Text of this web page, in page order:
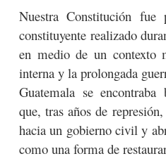
Nuestra Constitución fue
constituyente realizado
en medio de un contexto
interna y la prolongada
Guatemala se
que, tras años de
hacia un gobierno civil y
como una forma de